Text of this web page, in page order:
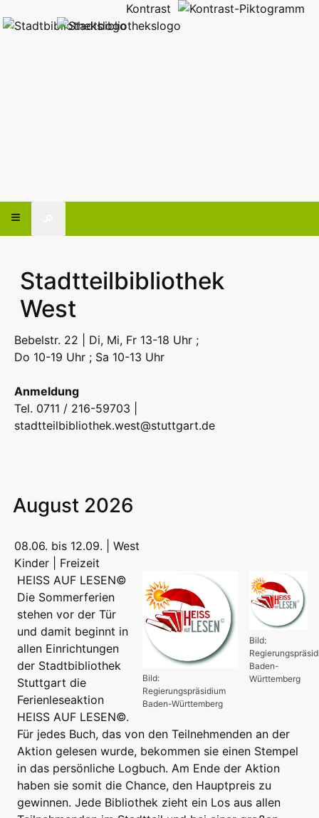
Kontrast
Stadtteilbibliothek
West
Bebelstr. 22 | Di, Mi, Fr 13-18 Uhr ;
Do 10-19 Uhr ; Sa 10-13 Uhr
Anmeldung
Tel. 0711 / 216-59703 |
stadtteilbibliothek.west@stuttgart.de
August 2026
08.06. bis 12.09. | West
Kinder | Freizeit
Bild:
Baden-
Württemberg
Bild:
Regierungspräsidium
Baden-Württemberg
HEISS AUF LESEN©
Die Sommerferien
stehen vor der Tür
und damit beginnt in
allen Einrichtungen
der Stadtbibliothek
Stuttgart die
Ferienleseaktion
HEISS AUF LESEN©.
Für jedes Buch, das von den Teilnehmenden an der
Aktion gelesen wurde, bekommen sie einen Stempel
in das persönliche Logbuch. Am Ende der Aktion
haben sie somit die Chance, den Hauptpreis zu
gewinnen. Jede Bibliothek zieht ein Los aus allen